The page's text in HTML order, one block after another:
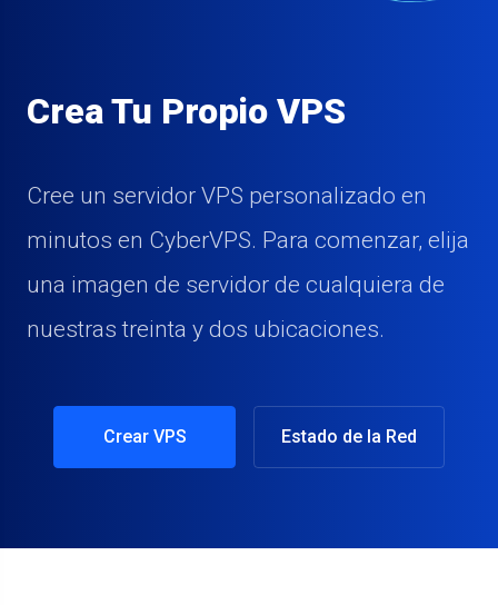
Crea Tu Propio VPS
Cree un servidor VPS personalizado en
minutos en CyberVPS. Para comenzar, elija
una imagen de servidor de cualquiera de
nuestras treinta y dos ubicaciones.
Crear VPS Estado de la Red